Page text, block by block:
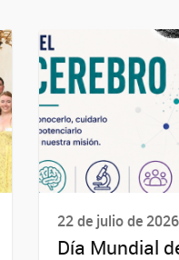
22 de julio de 2026
Día Mundial